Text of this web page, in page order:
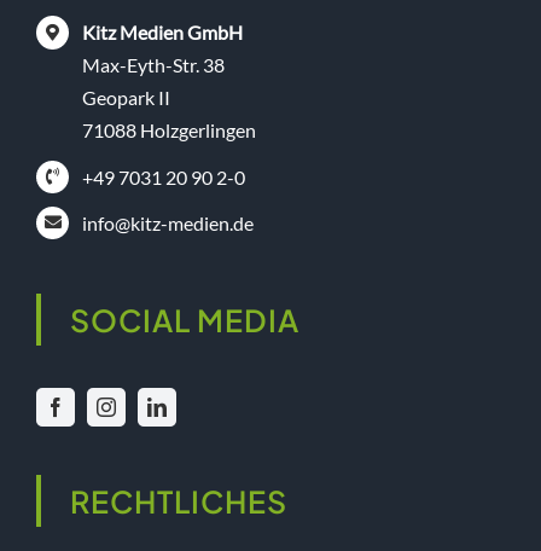
Kitz Medien GmbH
Max-Eyth-Str. 38
Geopark II
71088 Holzgerlingen
+49 7031 20 90 2-0
info@kitz-medien.de
SOCIAL MEDIA
RECHTLICHES